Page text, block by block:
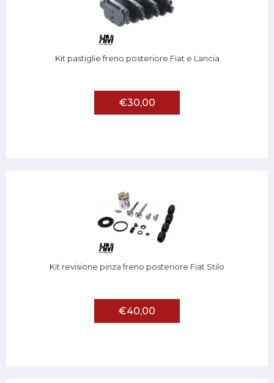
Kit pastiglie freno posteriore Fiat e Lancia
€30,00
Kit revisione pinza freno posteriore Fiat Stilo
€40,00